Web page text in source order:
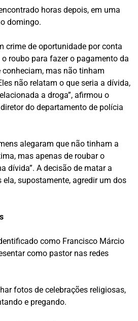
horas depois, em uma
domingo.
crime de oportunidade por conta
roubo para fazer o pagamento da
mas não tinham
não relatam o que seria a dívida,
a droga”, afirmou o
do departamento de polícia
alegaram que não tinham a
mas apenas de roubar o
dívida”. A decisão de matar a
supostamente, agredir um dos
como Francisco Márcio
como pastor nas redes
fotos de celebrações religiosas,
e pregando.